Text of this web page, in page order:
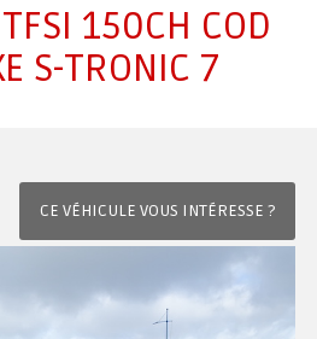
150CH COD
S-TRONIC 7
CE VÉHICULE VOUS INTÉRESSE ?